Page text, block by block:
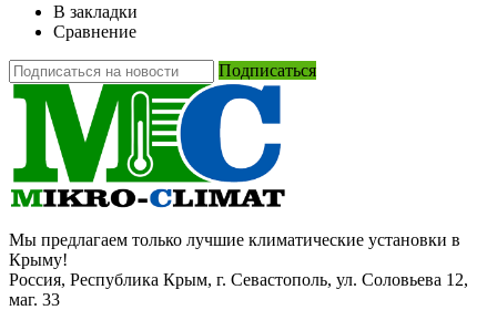
В закладки
Сравнение
Подписаться
Мы предлагаем только лучшие климатические установки в
Крыму!
Россия, Республика Крым, г. Севастополь, ул. Соловьева 12,
маг. 33